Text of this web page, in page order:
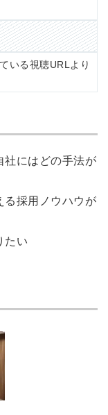
いる視聴URLより
社にはどの手法が
る採用ノウハウが
たい